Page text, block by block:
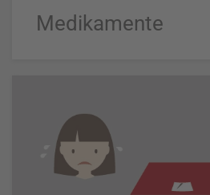
Medikamente